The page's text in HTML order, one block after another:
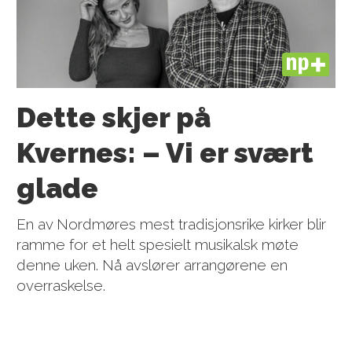
PLUS
Dette skjer på
Kvernes: – Vi er svært
glade
En av Nordmøres mest tradisjonsrike kirker blir
ramme for et helt spesielt musikalsk møte
denne uken. Nå avslører arrangørene en
overraskelse.